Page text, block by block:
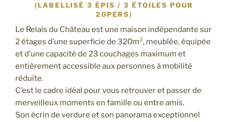
(LABELLISÉ 3 ÉPIS / 3 ÉTOILES POUR
20PERS)
Le Relais du Château est une maison indépendante sur
2 étages d’une superficie de 320m², meublée, équipée
et d’une capacité de 23 couchages maximum et
entièrement accessible aux personnes à mobilité
réduite.
C’est le cadre idéal pour vous retrouver et passer de
merveilleux moments en famille ou entre amis.
Son écrin de verdure et son panorama exceptionnel